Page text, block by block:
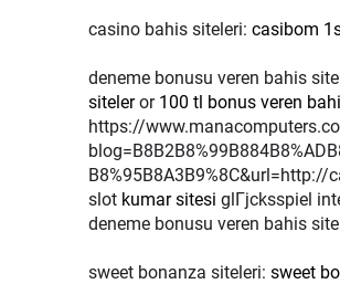
casino bahis siteleri: casibom
deneme bonusu veren bahis
siteleror 100 tl bonus veren
https://
slot kumar sitesi glГјcksspiel
deneme bonusu veren bahis
sweet bonanza siteleri: sweet